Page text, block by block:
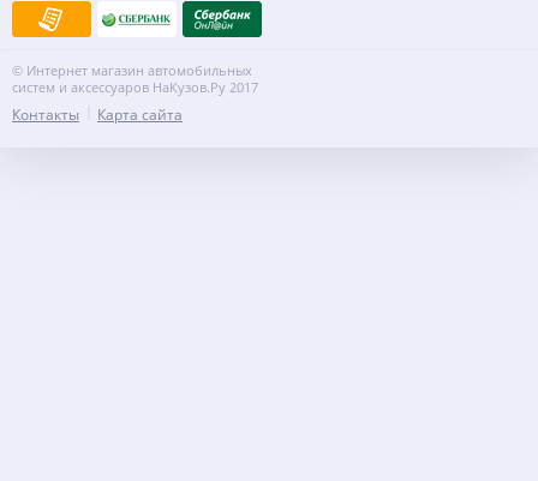
© Интернет магазин автомобильных
систем и аксессуаров НаКузов.Ру 2017
Контакты Карта сайта